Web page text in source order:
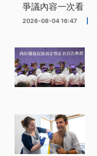
爭議內容一次看
2026-08-04 16:47